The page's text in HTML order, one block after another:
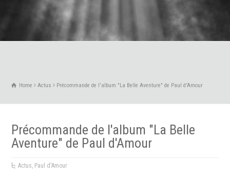
Home Actus Précommande de l'album "La Belle Aventure" de Paul d'Amour
Précommande de l'album "La Belle
Aventure" de Paul d'Amour
Actus, Paul d'Amour